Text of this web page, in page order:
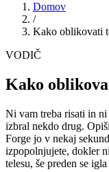
Domov
/
Kako oblikovati
VODIČ
Kako
Ni vam treba risati in
izbral nekdo drug.
Forge jo v nekaj
izpopolnjujete, dokler
telesu, še preden se